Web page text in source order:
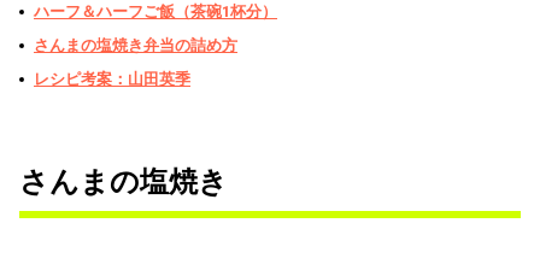
ハーフ＆ハーフご飯（茶碗1杯分）
さんまの塩焼き弁当の詰め方
レシピ考案：山田英季
さんまの塩焼き